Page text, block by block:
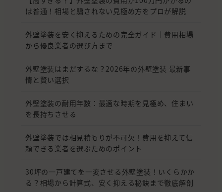
は普通！相場と騙されない見極め方をプロが解説
外壁塗装を安く抑えるための完全ガイド｜費用相場
から優良業者の選び方まで
外壁塗装はまだするな？2026年の外壁塗装 最新事
情と賢い選択
外壁塗装の耐用年数：最適な時期を見極め、住まい
を長持ちさせる
外壁塗装では相見積もりが不可欠！費用を抑えて信
頼できる業者を選ぶためのポイント
30坪の一戸建てを一変させる外壁塗装！いくらかか
る？相場から計算式、安く抑える秘訣まで徹底解剖